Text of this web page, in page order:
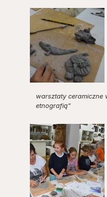
warsztaty ceramiczne
etnografią”